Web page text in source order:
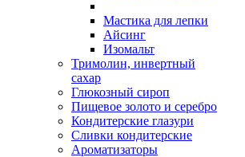
Мастика для лепки
Айсинг
Изомальт
Тримолин, инвертный
сахар
Глюкозный сироп
Пищевое золото и серебро
Кондитерские глазури
Сливки кондитерские
Ароматизаторы